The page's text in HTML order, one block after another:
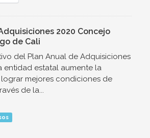
2020 Concejo
de Cali
del Plan Anual de Adquisiciones
entidad estatal aumente la
mejores condiciones de
de la...